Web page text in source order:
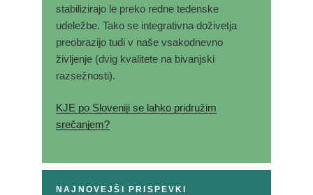
stabilizirajo le preko redne tedenske
udeležbe. Tako se integrativna doživetja
preobrazijo tudi v naše vsakodnevno
življenje (dvig kvalitete na bivanjski
razsežnosti).
KJE po Sloveniji se lahko pridružim
srečanjem?
NAJNOVEJŠI PRISPEVKI